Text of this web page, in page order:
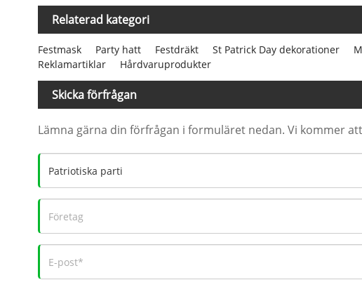
Relaterad kategori
Festmask Party hatt Festdräkt St Patrick Day dekorationer
Reklamartiklar
Hårdvaruprodukter
Skicka förfrågan
Lämna gärna din förfrågan i formuläret nedan. Vi kommer